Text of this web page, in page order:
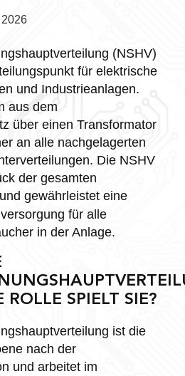
(NSHV)
für elektrische
und Industrieanlagen.
aus dem
über einen Transformator
an alle nachgelagerten
Die NSHV
der gesamten
gewährleistet eine
für alle
in der Anlage.
SPIELT SIE?
ist die
nach der
und arbeitet im